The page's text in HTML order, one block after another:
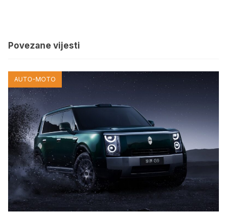
Povezane vijesti
AUTO-MOTO